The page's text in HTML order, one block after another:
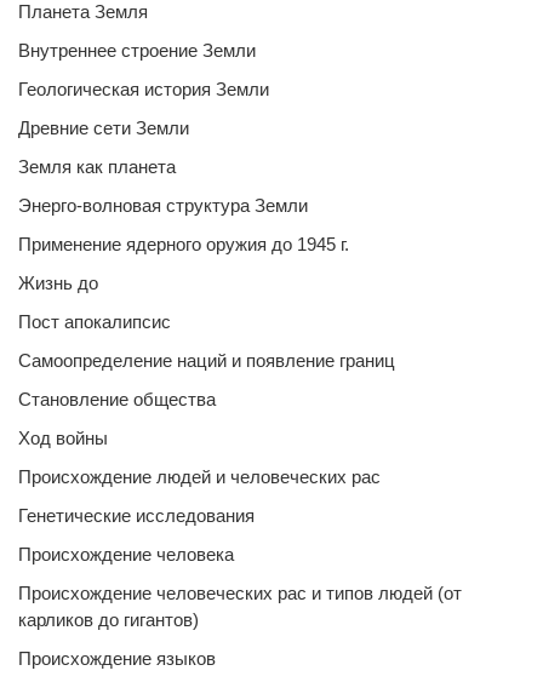
Планета Земля
Внутреннее строение Земли
Геологическая история Земли
Древние сети Земли
Земля как планета
Энерго-волновая структура Земли
Применение ядерного оружия до 1945 г.
Жизнь до
Пост апокалипсис
Самоопределение наций и появление границ
Становление общества
Ход войны
Происхождение людей и человеческих рас
Генетические исследования
Происхождение человека
Происхождение человеческих рас и типов людей (от
карликов до гигантов)
Происхождение языков